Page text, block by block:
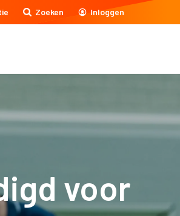
Zoeken Inloggen
voor